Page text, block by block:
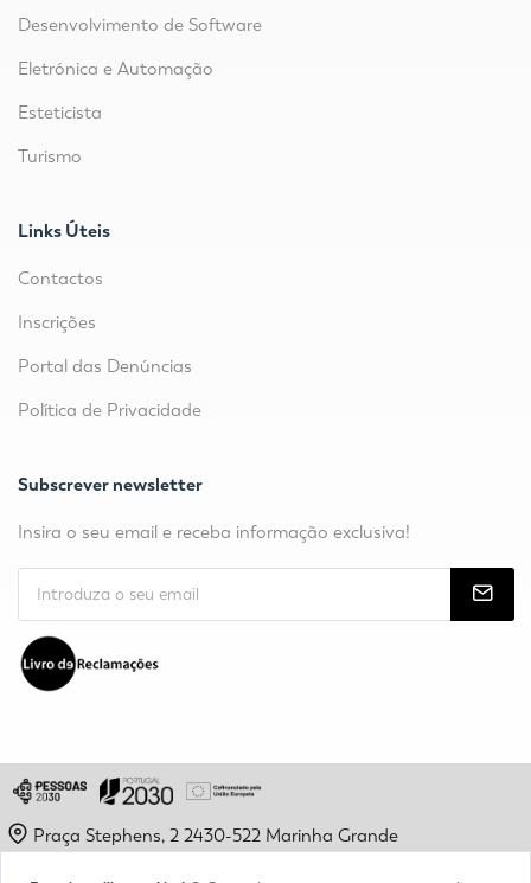
Desenvolvimento de Software
Eletrónica e Automação
Esteticista
Turismo
Links Úteis
Contactos
Inscrições
Portal das Denúncias
Política de Privacidade
Subscrever newsletter
Insira o seu email e receba informação exclusiva!
Praça Stephens, 2 2430-522 Marinha Grande